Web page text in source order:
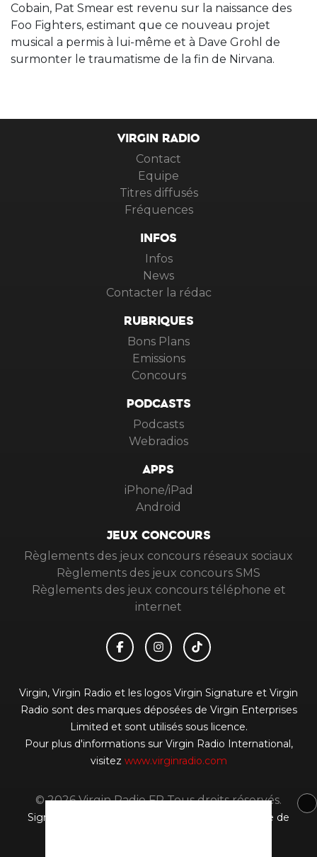
Cobain, Pat Smear est revenu sur la naissance des
Foo Fighters, estimant que ce nouveau projet
musical a permis à lui-même et à Dave Grohl de
surmonter le traumatisme de la fin de Nirvana.
VIRGIN RADIO
Contact
Equipe
Titres diffusés
Fréquences
INFOS
Infos
News
Contacter la rédac
RUBRIQUES
Bons Plans
Emissions
Concours
PODCASTS
Podcasts
Webradios
APPS
iPhone/iPad
Android
JEUX CONCOURS
Règlements des jeux concours réseaux sociaux
Règlements des jeux concours SMS
Règlements des jeux concours téléphone et
internet
Virgin, Virgin Radio et les logos Virgin Signature et Virgin
Radio sont des marques déposées de Virgin Enterprises
Limited et sont utilisés sous licence.
Pour plus d'informations sur Virgin Radio International,
visitez www.virginradio.com
© 2026 Virgin Radio FR Tous droits réservés.
Signaler un contenu
Politique de